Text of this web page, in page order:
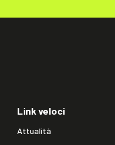
Link veloci
Attualità